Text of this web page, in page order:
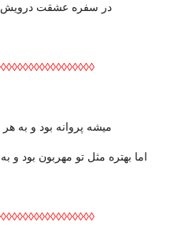
در سفره عشقت درویش
میشه پروانه بود و به
اما بهتره مثل تو مهربون بود